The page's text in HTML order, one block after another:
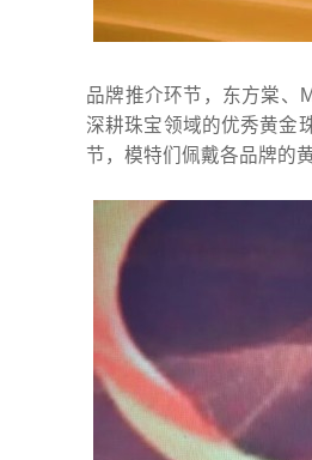
品牌推介环节，东方棠、
深耕珠宝领域的优秀黄金
节，模特们佩戴各品牌的